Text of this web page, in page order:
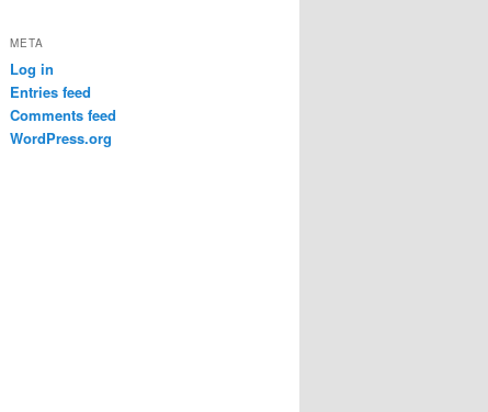
META
Log in
Entries feed
Comments feed
WordPress.org